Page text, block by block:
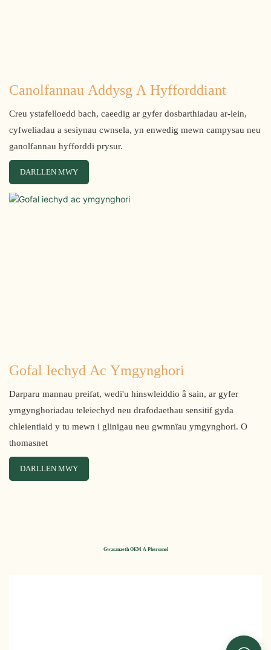
Canolfannau Addysg A Hyfforddiant
Creu ystafelloedd bach, caeedig ar gyfer dosbarthiadau ar-lein,
cyfweliadau a sesiynau cwnsela, yn enwedig mewn campysau neu
ganolfannau hyfforddi prysur.
DARLLEN MWY
Gofal Iechyd Ac Ymgynghori
Darparu mannau preifat, wedi'u hinswleiddio â sain, ar gyfer
ymgynghoriadau teleiechyd neu drafodaethau sensitif gyda
chleientiaid y tu mewn i glinigau neu gwmnïau ymgynghori. O
thomasnet
DARLLEN MWY
Gwasanaeth OEM A Phersonol